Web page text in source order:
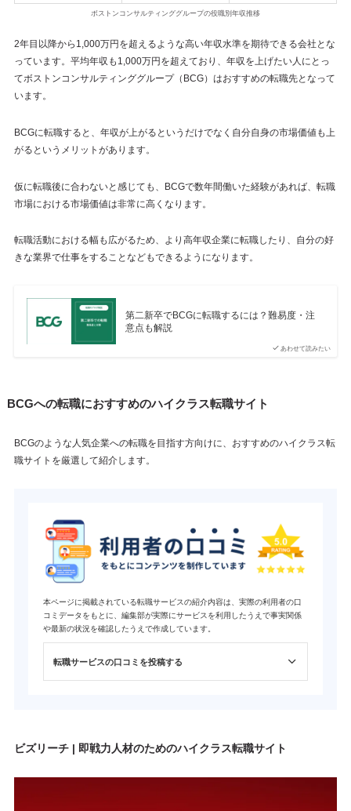
ボストンコンサルティンググループの役職別年収推移
2年目以降から1,000万円を超えるような高い年収水準を期待できる会社とな
っています。平均年収も1,000万円を超えており、年収を上げたい人にとっ
てボストンコンサルティンググループ（BCG）はおすすめの転職先となって
います。
BCGに転職すると、年収が上がるというだけでなく自分自身の市場価値も上
がるというメリットがあります。
仮に転職後に合わないと感じても、BCGで数年間働いた経験があれば、転職
市場における市場価値は非常に高くなります。
転職活動における幅も広がるため、より高年収企業に転職したり、自分の好
きな業界で仕事をすることなどもできるようになります。
あわせて読みたい
第二新卒でBCGに転職するには？難易度・注
意点も解説
BCGへの転職におすすめのハイクラス転職サイト
BCGのような人気企業への転職を目指す方向けに、おすすめのハイクラス転
職サイトを厳選して紹介します。
本ページに掲載されている転職サービスの紹介内容は、実際の利用者の口
コミデータをもとに、編集部が実際にサービスを利用したうえで事実関係
や最新の状況を確認したうえで作成しています。
転職サービスの口コミを投稿する
ビズリーチ | 即戦力人材のためのハイクラス転職サイト